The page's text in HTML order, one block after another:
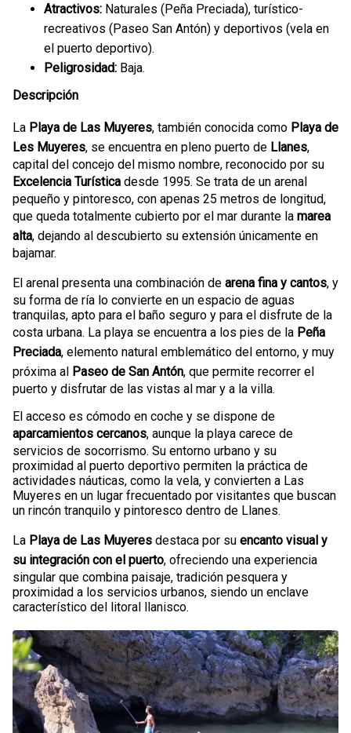
Atractivos: Naturales (Peña Preciada), turístico-
recreativos (Paseo San Antón) y deportivos (vela en
el puerto deportivo).
Peligrosidad: Baja.
Descripción
La Playa de Las Muyeres, también conocida como Playa de
Les Muyeres, se encuentra en pleno puerto de Llanes,
capital del concejo del mismo nombre, reconocido por su
Excelencia Turística desde 1995. Se trata de un arenal
pequeño y pintoresco, con apenas 25 metros de longitud,
que queda totalmente cubierto por el mar durante la marea
alta, dejando al descubierto su extensión únicamente en
bajamar.
El arenal presenta una combinación de arena fina y cantos, y
su forma de ría lo convierte en un espacio de aguas
tranquilas, apto para el baño seguro y para el disfrute de la
costa urbana. La playa se encuentra a los pies de la Peña
Preciada, elemento natural emblemático del entorno, y muy
próxima al Paseo de San Antón, que permite recorrer el
puerto y disfrutar de las vistas al mar y a la villa.
El acceso es cómodo en coche y se dispone de
aparcamientos cercanos, aunque la playa carece de
servicios de socorrismo. Su entorno urbano y su
proximidad al puerto deportivo permiten la práctica de
actividades náuticas, como la vela, y convierten a Las
Muyeres en un lugar frecuentado por visitantes que buscan
un rincón tranquilo y pintoresco dentro de Llanes.
La Playa de Las Muyeres destaca por su encanto visual y
su integración con el puerto, ofreciendo una experiencia
singular que combina paisaje, tradición pesquera y
proximidad a los servicios urbanos, siendo un enclave
característico del litoral llanisco.